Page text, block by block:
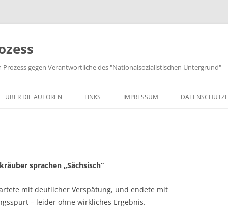
gegen Verantwortliche des "Nationalsozialistischen Untergrund"
ÜBER DIE AUTOREN LINKS IMPRESSUM
sprachen „Sächsisch“
mit deutlicher Verspätung, und endete mit
– leider ohne wirkliches Ergebnis.